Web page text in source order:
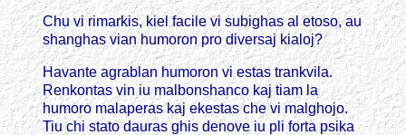
Chu vi rimarkis, kiel facile vi subighas al etoso, au
shanghas vian humoron pro diversaj kialoj?
Havante agrablan humoron vi estas trankvila.
Renkontas vin iu malbonshanco kaj tiam la
humoro malaperas kaj ekestas che vi malghojo.
Tiu chi stato dauras ghis denove iu pli forta psika